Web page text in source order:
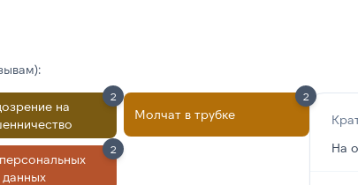
на
2
Молчат в трубке
2
данных
2
На